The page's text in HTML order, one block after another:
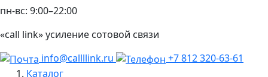
пн-вс: 9:00–22:00
«call link» усиление сотовой связи
info@callllink.ru
+7 812 320-63-61
Каталог